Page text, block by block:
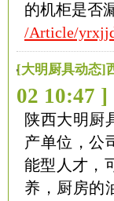
的机柜是否
/Article/
[大明厨具动态]
02 10:47 ]
陕西大明厨
产单位，公
能型人才，
养，厨房的